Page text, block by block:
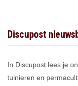
Discupost
In Discupost lees je
tuinieren en